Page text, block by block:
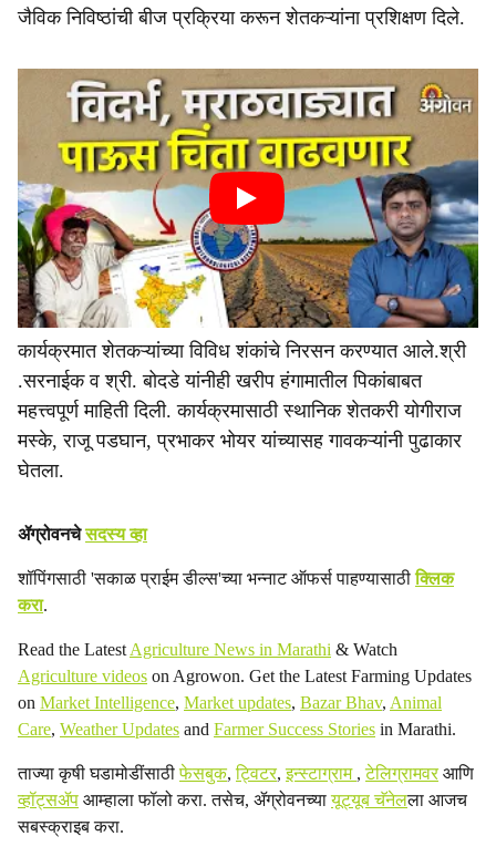
जैविक निविष्ठांची बीज प्रक्रिया करून शेतकऱ्यांना प्रशिक्षण दिले.
कार्यक्रमात शेतकऱ्यांच्या विविध शंकांचे निरसन करण्यात आले.श्री
.सरनाईक व श्री. बोदडे यांनीही खरीप हंगामातील पिकांबाबत
महत्त्वपूर्ण माहिती दिली. कार्यक्रमासाठी स्थानिक शेतकरी योगीराज
मस्के, राजू पडघान, प्रभाकर भोयर यांच्यासह गावकऱ्यांनी पुढाकार
घेतला.
ॲग्रोवनचेसदस्य व्हा
शॉपिंगसाठी 'सकाळ प्राईम डील्स'च्या भन्नाट ऑफर्स पाहण्यासाठीक्लिक
करा.
Read the Latest Agriculture News in Marathi & Watch
Agriculture videos on Agrowon. Get the Latest Farming Updates
on Market Intelligence, Market updates, Bazar Bhav, Animal
Care, Weather Updates and Farmer Success Stories in Marathi.
ताज्या कृषी घडामोडींसाठीफेसबुक,ट्विटर,इन्स्टाग्राम ,टेलिग्रामवरआणि
व्हॉट्सॲप आम्हाला फॉलो करा. तसेच, ॲग्रोवनच्यायूट्यूब चॅनेलला आजच
सबस्क्राइब करा.